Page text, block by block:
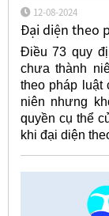
12-08-2024
Đại diện theo
Điều 73 quy
chưa thành
theo pháp luật
niên nhưng
quyền cụ thể
khi đại diện